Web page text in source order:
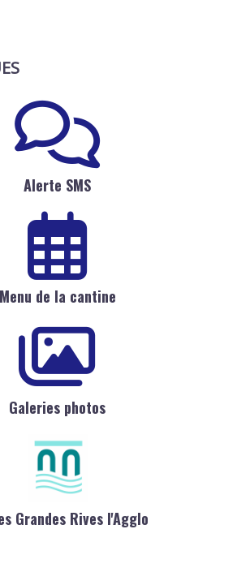
Alerte SMS
Menu de la cantine
Galeries photos
Grandes Rives l'Agglo